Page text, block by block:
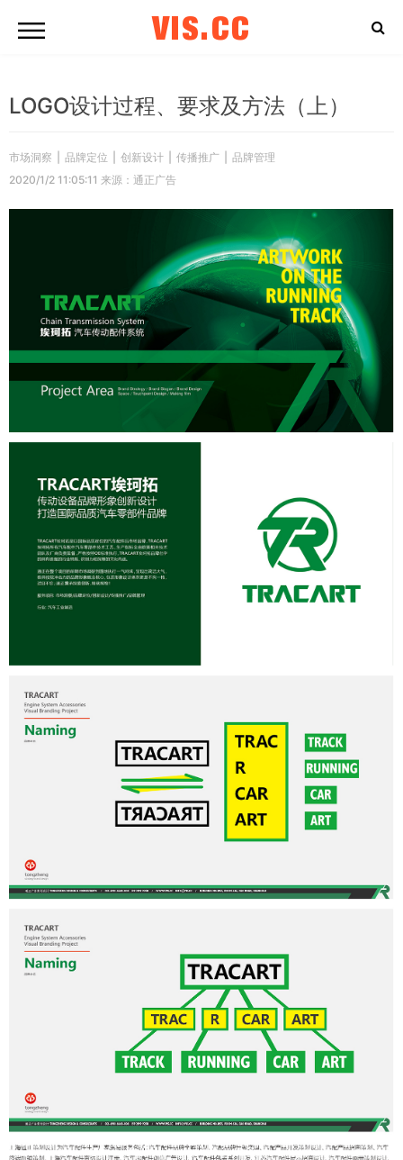
VIS.CC
LOGO设计过程、要求及方法（上）
市场洞察 品牌定位 创新设计 传播推广
品牌管理
2020/1/2 11:05:11 来源：通正广告